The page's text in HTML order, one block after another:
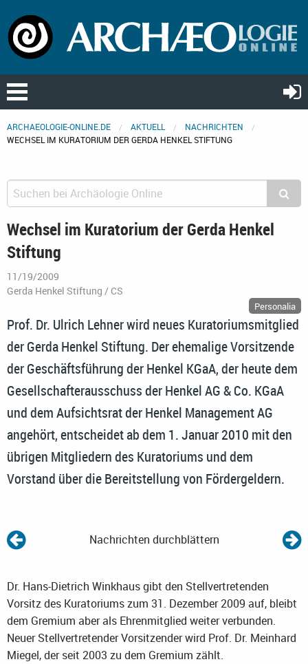
ARCHAEOLOGIE-ONLINE.DE AKTUELL
NACHRICHTEN
WECHSEL IM KURATORIUM DER GERDA HENKEL STIFTUNG
Wechsel im Kuratorium der Gerda Henkel
Stiftung
11/19/2009
Gerda Henkel Stiftung / CS
Personalia
Prof. Dr. Ulrich Lehner wird neues Kuratoriumsmitglied
der Gerda Henkel Stiftung. Der ehemalige Vorsitzende
der Geschäftsführung der Henkel KGaA, der heute dem
Gesellschafterausschuss der Henkel AG & Co. KGaA
und dem Aufsichtsrat der Henkel Management AG
angehört, entscheidet ab dem 1. Januar 2010 mit den
übrigen Mitgliedern des Kuratoriums und dem
Vorstand über die Bereitstellung von Fördergeldern.
Nachrichten durchblättern
Dr. Hans-Dietrich Winkhaus gibt den Stellvertretenden
Vorsitz des Kuratoriums zum 31. Dezember 2009 auf, bleibt
dem Gremium aber als Ehrenmitglied weiter verbunden.
Neuer Stellvertretender Vorsitzender wird Prof. Dr. Meinhard
Miegel, der seit 2003 zu dem Gremium zählt.